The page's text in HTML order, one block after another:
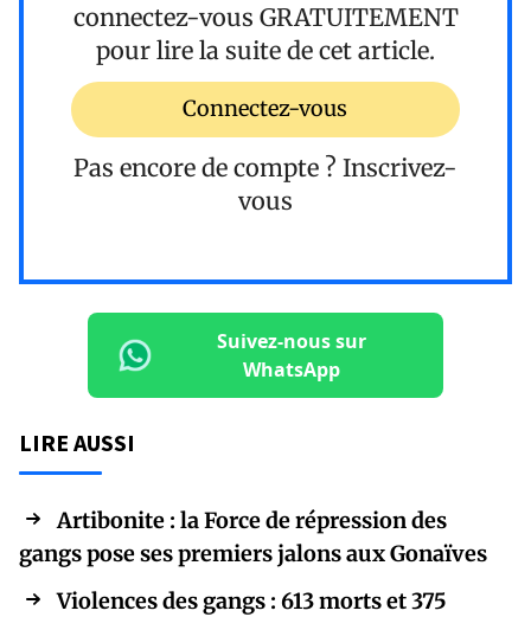
connectez-vous GRATUITEMENT
pour lire la suite de cet article.
Connectez-vous
Pas encore de compte ? Inscrivez-
vous
Suivez-nous sur
WhatsApp
LIRE AUSSI
Artibonite : la Force de répression des
gangs pose ses premiers jalons aux Gonaïves
Violences des gangs : 613 morts et 375